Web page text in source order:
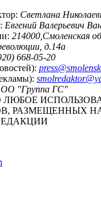
Светлана
Евгений Валерьевич
214000,Смоленская
д.14а
668-05-20
"Группа ГС"
ЛЮБОЕ
РАЗМЕЩЕННЫХ